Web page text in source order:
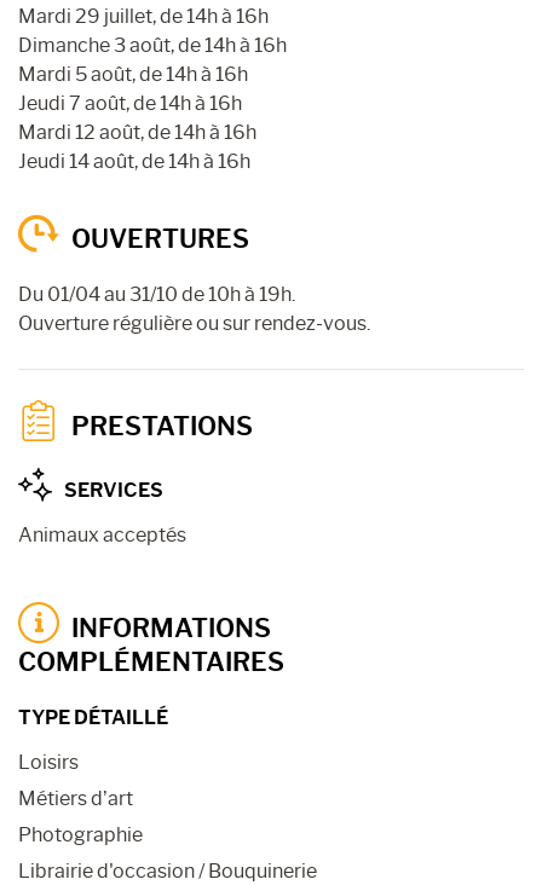
Mardi 29 juillet, de 14h à 16h
Dimanche 3 août, de 14h à 16h
Mardi 5 août, de 14h à 16h
Jeudi 7 août, de 14h à 16h
Mardi 12 août, de 14h à 16h
Jeudi 14 août, de 14h à 16h
OUVERTURES
Du 01/04 au 31/10 de 10h à 19h.
Ouverture régulière ou sur rendez-vous.
PRESTATIONS
SERVICES
Animaux acceptés
INFORMATIONS
COMPLÉMENTAIRES
TYPE DÉTAILLÉ
Loisirs
Métiers d’art
Photographie
Librairie d'occasion / Bouquinerie